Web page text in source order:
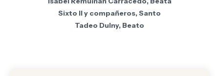
Sixto II y compañeros, Santo
Tadeo Dulny, Beato